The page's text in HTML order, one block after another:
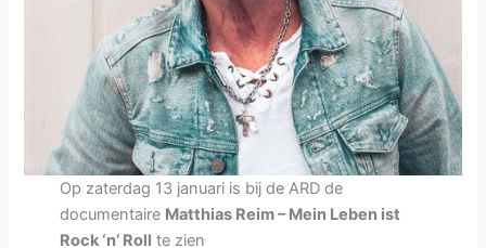
Op zaterdag 13 januari is bij de ARD de
documentaire Matthias Reim – Mein Leben ist
Rock ‘n’ Roll te zien